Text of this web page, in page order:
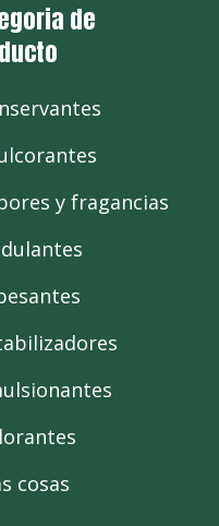
de
y fragancias
cosas